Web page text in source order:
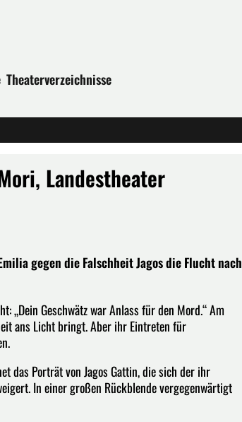
Theaterverzeichnisse
Landestheater
gegen die Falschheit Jagos die Flucht nach
„Dein Geschwätz war Anlass für den Mord.“ Am
ans Licht bringt. Aber ihr Eintreten für
das Porträt von Jagos Gattin, die sich der ihr
In einer großen Rückblende vergegenwärtigt